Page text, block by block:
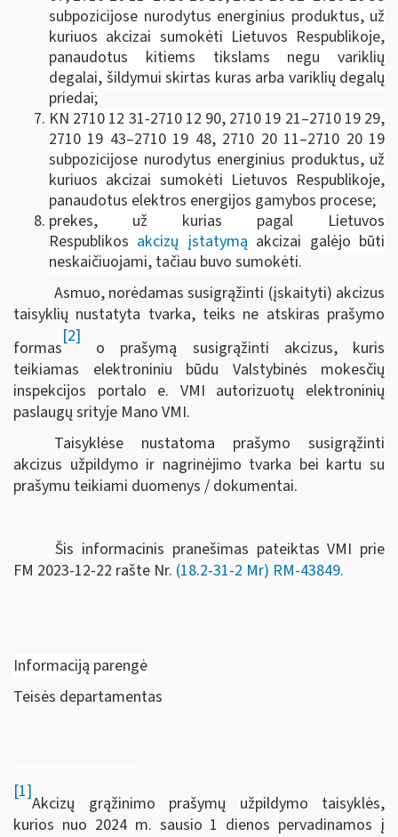
subpozicijose nurodytus energinius produktus, už
kuriuos akcizai sumokėti Lietuvos Respublikoje,
panaudotus kitiems tikslams negu variklių
degalai, šildymui skirtas kuras arba variklių degalų
priedai;
KN 2710 12 31-2710 12 90, 2710 19 21–2710 19 29,
2710 19 43–2710 19 48, 2710 20 11–2710 20 19
subpozicijose nurodytus energinius produktus, už
kuriuos akcizai sumokėti Lietuvos Respublikoje,
panaudotus elektros energijos gamybos procese;
prekes, už kurias pagal Lietuvos
Respublikos akcizų įstatymą akcizai galėjo būti
neskaičiuojami, tačiau buvo sumokėti.
Asmuo, norėdamas susigrąžinti (įskaityti) akcizus
taisyklių nustatyta tvarka, teiks ne atskiras prašymo
formas
[2]
o prašymą susigrąžinti akcizus, kuris
teikiamas elektroniniu būdu Valstybinės mokesčių
inspekcijos portalo e. VMI autorizuotų elektroninių
paslaugų srityje Mano VMI.
Taisyklėse nustatoma prašymo susigrąžinti
akcizus užpildymo ir nagrinėjimo tvarka bei kartu su
prašymu teikiami duomenys / dokumentai.
Šis informacinis pranešimas pateiktas VMI prie
FM 2023-12-22 rašte Nr. (18.2-31-2 Mr) RM-43849.
Informaciją parengė
Teisės departamentas
[1]
Akcizų grąžinimo prašymų užpildymo taisyklės,
kurios nuo 2024 m. sausio 1 dienos pervadinamos į